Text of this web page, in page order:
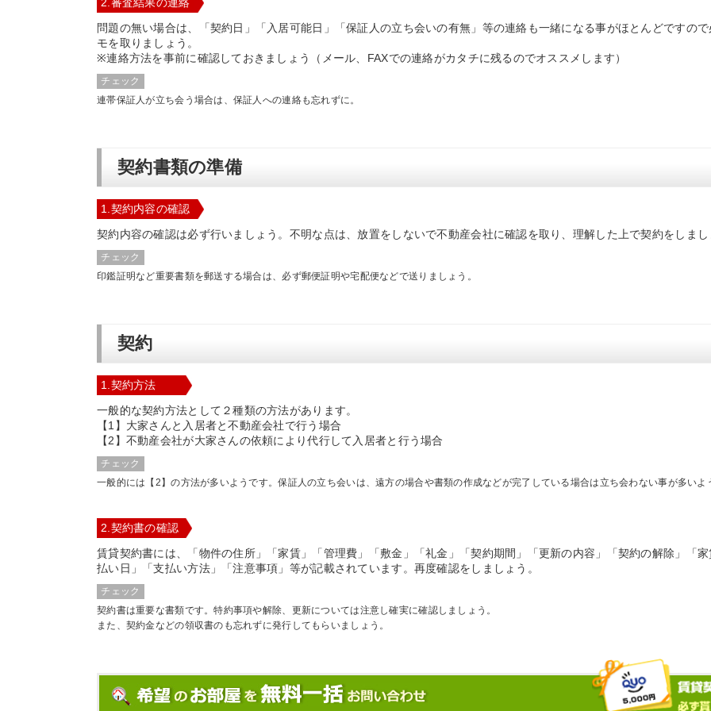
問題の無い場合は、「契約日」「入居可能日」「保証人の立ち会いの有無」等の連絡も一緒になる事がほとんどですので
モを取りましょう。
※連絡方法を事前に確認しておきましょう（メール、FAXでの連絡がカタチに残るのでオススメします）
チェック
連帯保証人が立ち会う場合は、保証人への連絡も忘れずに。
契約書類の準備
1.契約内容の確認
契約内容の確認は必ず行いましょう。不明な点は、放置をしないで不動産会社に確認を取り、理解した上で契約をしまし
チェック
印鑑証明など重要書類を郵送する場合は、必ず郵便証明や宅配便などで送りましょう。
契約
1.契約方法
一般的な契約方法として２種類の方法があります。
【1】大家さんと入居者と不動産会社で行う場合
【2】不動産会社が大家さんの依頼により代行して入居者と行う場合
チェック
一般的には【2】の方法が多いようです。保証人の立ち会いは、遠方の場合や書類の作成などが完了している場合は立ち会わない事が多いよ
2.契約書の確認
賃貸契約書には、「物件の住所」「家賃」「管理費」「敷金」「礼金」「契約期間」「更新の内容」「契約の解除」「家
払い日」「支払い方法」「注意事項」等が記載されています。再度確認をしましょう。
チェック
契約書は重要な書類です。特約事項や解除、更新については注意し確実に確認しましょう。
また、契約金などの領収書のも忘れずに発行してもらいましょう。